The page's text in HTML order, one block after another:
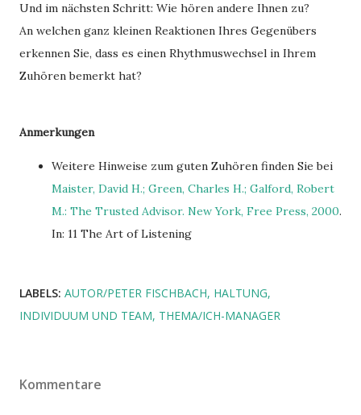
Und im nächsten Schritt: Wie hören andere Ihnen zu?
An welchen ganz kleinen Reaktionen Ihres Gegenübers
erkennen Sie, dass es einen Rhythmuswechsel in Ihrem
Zuhören bemerkt hat?
Anmerkungen
Weitere Hinweise zum guten Zuhören finden Sie bei
Maister, David H.; Green, Charles H.; Galford, Robert
M.: The Trusted Advisor. New York, Free Press, 2000.
In: 11 The Art of Listening
LABELS: AUTOR/PETER FISCHBACH HALTUNG
INDIVIDUUM UND TEAM THEMA/ICH-MANAGER
Kommentare